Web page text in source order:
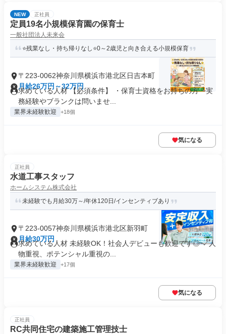
NEW 正社員
定員19名小規模保育園の保育士
一般社団法人未来会
⭐残業なし・持ち帰りなし⭐0～2歳児と向き合える小規模保育
〒223-0062神奈川県横浜市港北区日吉本町
月給26万円～32万円
求めている人材 【必須条件】 ・保育士資格をお持ちの方 └実
務経験やブランクは問いませ...
業界未経験歓迎 +18個
気になる
正社員
水道工事スタッフ
ホームシステム株式会社
未経験でも月給30万～/年休120日/インセンティブあり
〒223-0057神奈川県横浜市港北区新羽町
月給30万円
求めている人材 未経験OK！社会人デビューも歓迎です◎ ✓人
物重視、ポテンシャル重視の...
業界未経験歓迎 +17個
気になる
正社員
RC共同住宅の建築施工管理技士